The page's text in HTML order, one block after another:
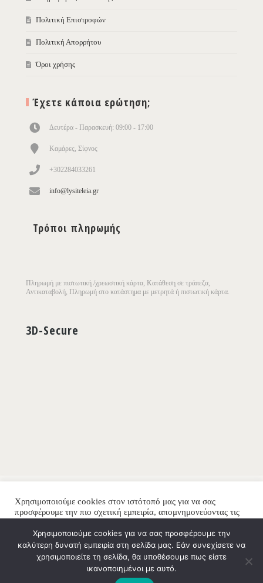
Πολιτική Επιστροφών
Πολιτική Απορρήτου
Όροι χρήσης
Έχετε κάποια ερώτηση;
Δευτέρα - Παρασκευή: 09:00 - 17:00
Καμάρες, Σίφνος
+302284033261
info@lysiteleia.gr
Τρόποι πληρωμής
Πληρωμή με πιστωτική /χρεωστική κάρτα, Κατάθεση σε τράπεζα,
Αντικαταβολή, Πληρωμή στο κατάστημα με μετρητά ή πιστωτική κάρτα.
3D-Secure
Χρησιμοποιούμε cookies στον ιστότοπό μας για να σας
προσφέρουμε την πιο σχετική εμπειρία, απομνημονεύοντας τις
κλικ στο "Αποδοχή όλων", συναινείτε στη χρήση ΟΛΩΝ των
cookies. Ωστόσο, μπορείτε να τα απορρίψετε όλα, πατώντας
"Απόρριψη".
Αποδοχή όλων
Χρησιμοποιούμε cookies για να σας προσφέρουμε την
καλύτερη δυνατή εμπειρία στη σελίδα μας. Εάν συνεχίσετε να
χρησιμοποιείτε τη σελίδα, θα υποθέσουμε πως είστε
ικανοποιημένοι με αυτό.